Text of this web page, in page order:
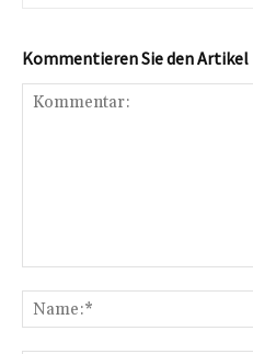
Kommentieren Sie den Artikel